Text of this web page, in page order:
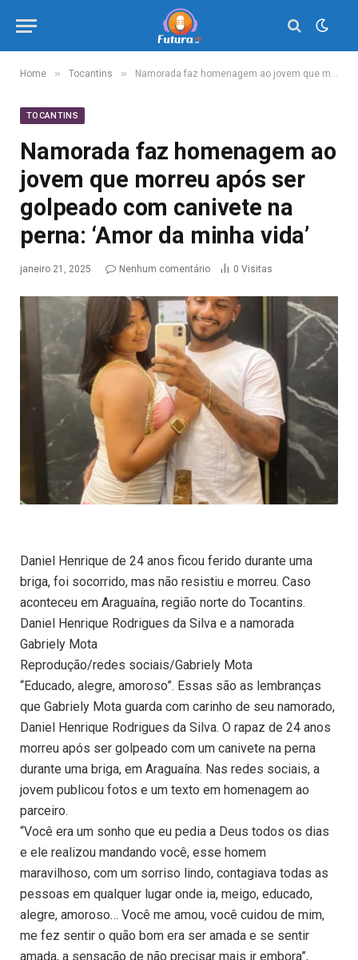
Home » Tocantins » Namorada faz homenagem ao jovem que morreu após ser golpeado com canivete na perna: ‘Amor da minha vida’
TOCANTINS
Namorada faz homenagem ao
jovem que morreu após ser
golpeado com canivete na
perna: ‘Amor da minha vida’
janeiro 21, 2025 Nenhum comentário 0 Visitas
Daniel Henrique de 24 anos ficou ferido durante uma
briga, foi socorrido, mas não resistiu e morreu. Caso
aconteceu em Araguaína, região norte do Tocantins.
Daniel Henrique Rodrigues da Silva e a namorada
Gabriely Mota
Reprodução/redes sociais/Gabriely Mota
“Educado, alegre, amoroso”. Essas são as lembranças
que Gabriely Mota guarda com carinho de seu namorado,
Daniel Henrique Rodrigues da Silva. O rapaz de 24 anos
morreu após ser golpeado com um canivete na perna
durante uma briga, em Araguaína. Nas redes sociais, a
jovem publicou fotos e um texto em homenagem ao
parceiro.
“Você era um sonho que eu pedia a Deus todos os dias
e ele realizou mandando você, esse homem
maravilhoso, com um sorriso lindo, contagiava todas as
pessoas em qualquer lugar onde ia, meigo, educado,
alegre, amoroso… Você me amou, você cuidou de mim,
me fez sentir o quão bom era ser amada e se sentir
amada, a sensação de não precisar mais ir embora”,